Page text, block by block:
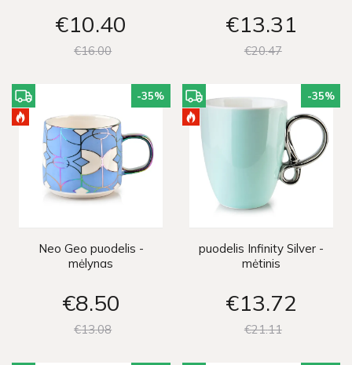
€10 40
€1600
€13 31
€2047
-35%
Neo Geo puodelis -
mėlynas
€8 50
€1308
-35%
puodelis Infinity Silver -
mėtinis
€13 72
€2111